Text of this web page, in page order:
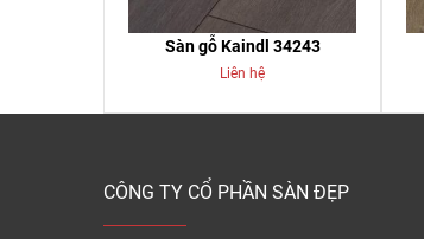
Sàn gỗ Kaindl 34243
Liên hệ
CÔNG TY CỔ PHẦN SÀN ĐẸP